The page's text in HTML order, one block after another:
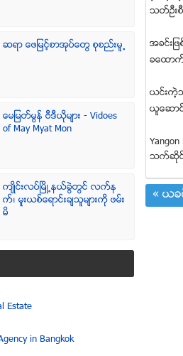
သတ္ဦးစီ
အခင္းျ
ခေထာက္
ယင္းကဲ့သုိ
ယူေဆာင္
Yangon
သက္ဆုိင္ေ
« ယ
ဆရာ ေဖျမင့္စာအုပ္ေတြ စုစည္းမူ႕
ေမျမတ္မြန္ ဗီဒီယုိမ်ား - Vidoes
of May Myat Mon
က်ဳိင္းလပ္ၿမိဳ႕နယ္ခြဲတြင္ လက္န
က္၊ မူးယစ္ေရာင္းခ်သူမ်ားကို ဖမ္း
မိ
Estate
in Bangkok